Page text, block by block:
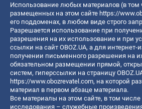
Использование любых материалов (в том
размещенных на этом сайте https://
его поддоменах, в любом виде строго
Разрешается использование при
разрешения на их использование и при
ссылки на сайт OBOZ.UA, а для интернет-
получении письменного разрешения на
обязательном размещении прямой,
систем, гиперссылки на страницу
https://www.obozrevatel.com, на которой
материал в первом абзаце материала.
Все материалы на этом сайте, в том числе
исследования – служебные